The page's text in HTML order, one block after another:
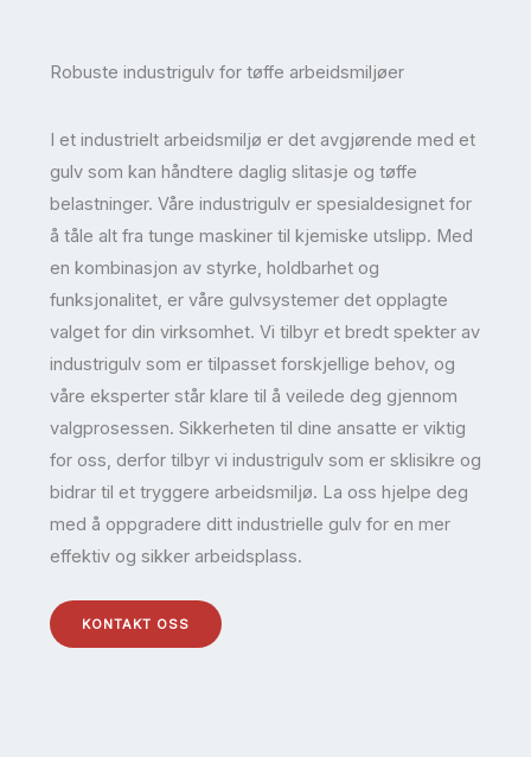
Robuste industrigulv for tøffe arbeidsmiljøer
I et industrielt arbeidsmiljø er det avgjørende med et
gulv som kan håndtere daglig slitasje og tøffe
belastninger. Våre industrigulv er spesialdesignet for
å tåle alt fra tunge maskiner til kjemiske utslipp. Med
en kombinasjon av styrke, holdbarhet og
funksjonalitet, er våre gulvsystemer det opplagte
valget for din virksomhet. Vi tilbyr et bredt spekter av
industrigulv som er tilpasset forskjellige behov, og
våre eksperter står klare til å veilede deg gjennom
valgprosessen. Sikkerheten til dine ansatte er viktig
for oss, derfor tilbyr vi industrigulv som er sklisikre og
bidrar til et tryggere arbeidsmiljø. La oss hjelpe deg
med å oppgradere ditt industrielle gulv for en mer
effektiv og sikker arbeidsplass.
KONTAKT OSS